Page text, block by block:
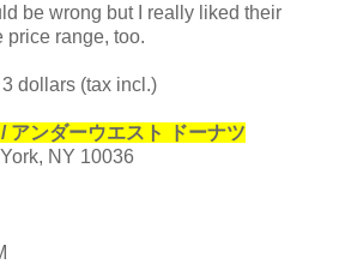
be wrong but I really liked their
price range, too.
dollars (tax incl.)
ンダーウエスト ドーナツ
NY 10036